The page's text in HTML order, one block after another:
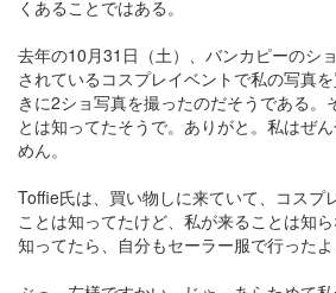
くあることではある。
去年の10月31日（土）、バンカピーのシ
されているコスプレイベントで私の写真
きに2ショ写真を撮ったのだそうである。
とは知ってたそうで。ありがと。私はぜ
めん。
Toffie氏は、買い物しに来ていて、コスプ
ことは知ってたけど、私が来ることは知
知ってたら、自分もセーラー服で行ったよ